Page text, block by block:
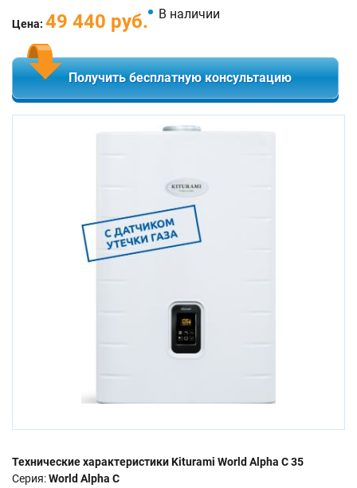
Цена: 49 440 руб. В наличии
Получить бесплатную консультацию
Технические характеристики Kiturami World Alpha C 35
Серия:World Alpha C